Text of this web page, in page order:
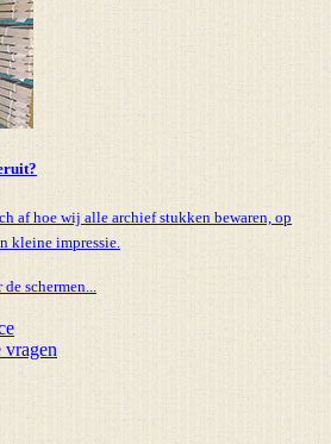
af hoe wij alle archief stukken bewaren, op
kleine impressie.
schermen...
vragen